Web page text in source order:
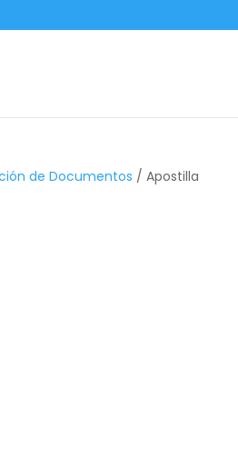
de Documentos / Apostilla